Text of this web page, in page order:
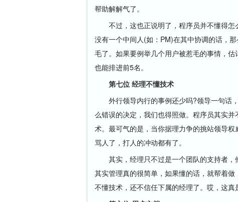
帮助解解气了。
不过，这也正说明了，程序员并不懂得怎
没有一个中间人(如：PM)在其中协调的话，
毛了。如果要例举几个用户被惹毛的事情，
也能排进前5名。
第七位 经理不懂技术
外行领导内行的事例还少吗?领导一句话
么错误的决定，我们也得照做。程序员其实
术。最可气的是，当你据理力争的挑站领导
骂人了，打人的冲动都有了。
其实，经理只不过是一个团队的支持者，
其实管理真的很简单，如果懂的话，就帮着
不懂技术，还不信任下属的经理了。哎，这真